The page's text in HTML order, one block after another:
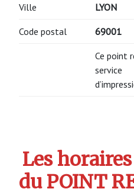
Ville LYON
Code postal 69001
Ce point
service
Les
du POINT